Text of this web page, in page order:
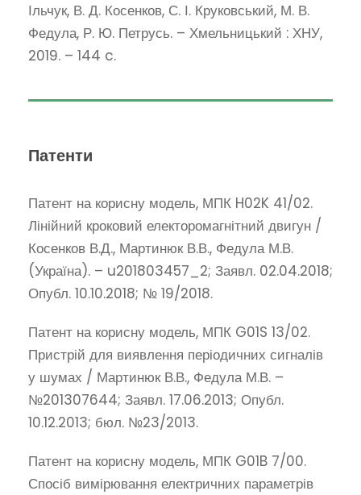
Ільчук, В. Д. Косенков, С. І. Круковський, М. В.
Федула, Р. Ю. Петрусь. – Хмельницький : ХНУ,
2019. – 144 c.
Патенти
Патент на корисну модель, МПК H02K 41/02.
Лінійний кроковий електоромагнітний двигун /
Косенков В.Д., Мартинюк В.В., Федула М.В.
(Україна). – u201803457_2; Заявл. 02.04.2018;
Опубл. 10.10.2018; № 19/2018.
Патент на корисну модель, МПК G01S 13/02.
Пристрій для виявлення періодичних сигналів
у шумах / Мартинюк В.В., Федула М.В. –
№201307644; Заявл. 17.06.2013; Опубл.
10.12.2013; бюл. №23/2013.
Патент на корисну модель, МПК G01B 7/00.
Спосіб вимірювання електричних параметрів